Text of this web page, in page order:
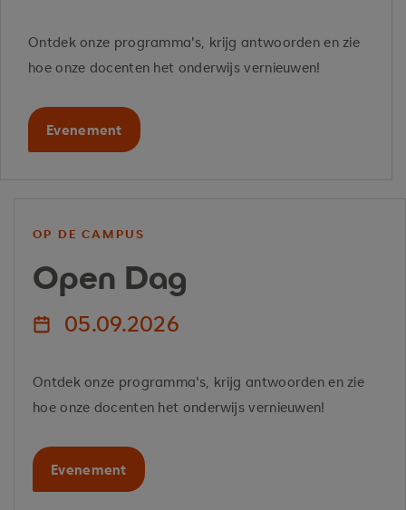
Ontdek onze programma's, krijg antwoorden en zie
hoe onze docenten het onderwijs vernieuwen!
Evenement
OP DE CAMPUS
Open Dag
05.09.2026
Ontdek onze programma's, krijg antwoorden en zie
hoe onze docenten het onderwijs vernieuwen!
Evenement